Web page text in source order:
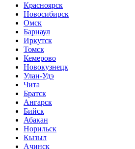
Красноярск
Новосибирск
Омск
Барнаул
Иркутск
Томск
Кемерово
Новокузнецк
Улан-Удэ
Чита
Братск
Ангарск
Бийск
Абакан
Норильск
Кызыл
Ачинск